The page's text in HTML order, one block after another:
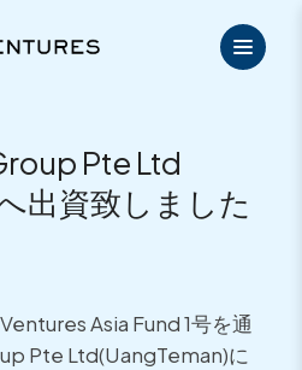
Pte Ltd
出資致しました
Asia Fund 1号を通
Pte Ltd(UangTeman)に